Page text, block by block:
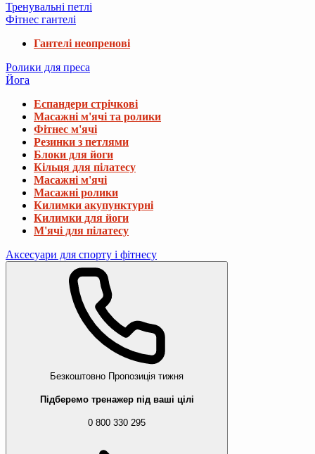
Тренувальні петлі
Фітнес гантелі
Гантелі неопренові
Ролики для преса
Йога
Еспандери стрічкові
Масажні м'ячі та ролики
Фітнес м'ячі
Резинки з петлями
Блоки для йоги
Кільця для пілатесу
Масажні м'ячі
Масажні ролики
Килимки акупунктурні
Килимки для йоги
М'ячі для пілатесу
Аксесуари для спорту і фітнесу
Безкоштовно Пропозиція тижня
Підберемо тренажер під ваші цілі
0 800 330 295